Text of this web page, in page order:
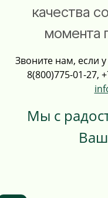
качества
момента
Звоните нам, если
8(800)775-01-27,
Мы с